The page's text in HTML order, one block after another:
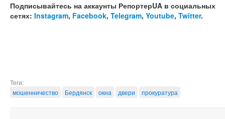
Подписывайтесь на аккаунты РепортерUA в социальных
сетях: Instagram, Facebook, Telegram, Youtube, Twitter.
Теги:
мошенничество
Бердянск окна двери прокуратура